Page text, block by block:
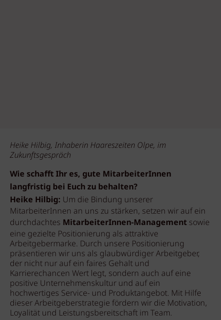
Heike Hilbig, Inhaberin Haareszeiten Olpe, im
Zukunftsgespräch
Wie schafft Ihr es, gute MitarbeiterInnen
langfristig bei Euch zu behalten?
Heike Hilbig: Um die Bindung unserer
MitarbeiterInnen an uns zu stärken, setzen wir auf ein
durchdachtes MitarbeiterInnen-Management sowie
eine gezielte Positionierung als attraktive
Arbeitgebermarke. Durch unsere Positionierung
präsentieren wir uns als glaubwürdiger Arbeitgeber,
der nicht nur auf ein faires Gehalt und
Karrierechancen Wert legt, sondern auch auf eine
positive Unternehmenskultur und auf ein
hochwertiges Service- und Produktangebot. Mit Hilfe
dieser Arbeitgeberstrategie fördern wir die Motivation,
Loyalität und Leistungsbereitschaft im Team.